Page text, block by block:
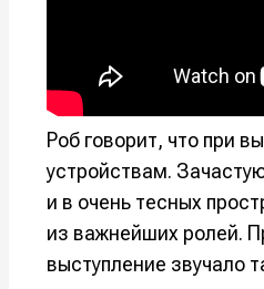
Роб говорит, что при
устройствам.
и в очень тесных
из важнейших ролей.
выступление звучало